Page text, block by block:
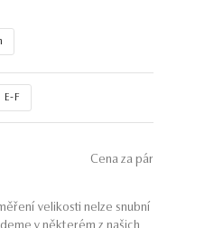
E-F
Cena za pár
velikosti nelze snubní